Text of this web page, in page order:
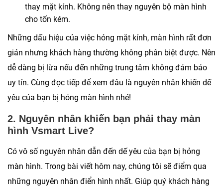
thay mặt kính. Không nên thay nguyên bộ màn hình
cho tốn kém.
Những dấu hiệu của việc hỏng mặt kính, màn hình rất đơn
giản nhưng khách hàng thường không phân biệt được. Nên
dễ dàng bị lừa nếu đến những trung tâm không đảm bảo
uy tín. Cùng đọc tiếp để xem đâu là nguyên nhân khiến dế
yêu của bạn bị hỏng màn hình nhé!
2. Nguyên nhân khiến bạn phải thay màn
hình Vsmart Live?
Có vô số nguyên nhân dẫn đến dế yêu của bạn bị hỏng
màn hình. Trong bài viết hôm nay, chúng tôi sẽ điểm qua
những nguyên nhân điển hình nhất. Giúp quý khách hàng